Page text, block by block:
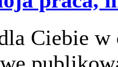
Ciebie w